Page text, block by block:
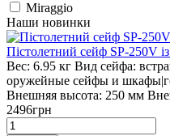
Miraggio
Наши новинки
Пістолетний сейф SP-250V
Вес: 6.95 кг Вид сейфа:
оружейные сейфы и
Внешняя высота: 250 мм
2496грн